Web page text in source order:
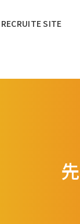
RECRUITE SITE